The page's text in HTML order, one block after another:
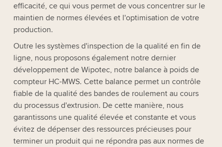
efficacité, ce qui vous permet de vous concentrer sur le
maintien de normes élevées et l'optimisation de votre
production.
Outre les systèmes d'inspection de la qualité en fin de
ligne, nous proposons également notre dernier
développement de Wipotec, notre balance à poids de
compteur HC-MWS. Cette balance permet un contrôle
fiable de la qualité des bandes de roulement au cours
du processus d'extrusion. De cette manière, nous
garantissons une qualité élevée et constante et vous
évitez de dépenser des ressources précieuses pour
terminer un produit qui ne répondra pas aux normes de